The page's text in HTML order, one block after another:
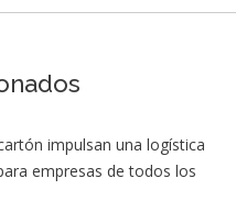
impulsan una logística
empresas de todos los